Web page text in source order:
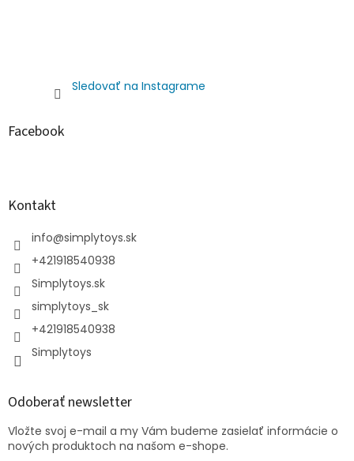
Sledovať na Instagrame
Facebook
Kontakt
info@simplytoys.sk
+421918540938
Simplytoys.sk
simplytoys_sk
+421918540938
Simplytoys
Odoberať newsletter
Vložte svoj e-mail a my Vám budeme zasielať informácie o
nových produktoch na našom e-shope.